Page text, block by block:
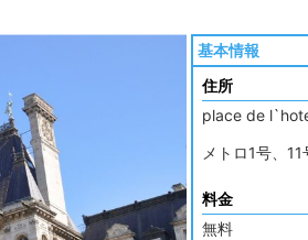
基本情報
住所
place de
メトロ1号、
料金
無料